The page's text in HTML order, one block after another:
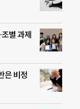
별 과제
은 비정